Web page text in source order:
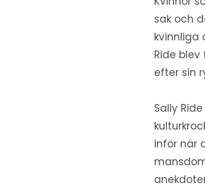
sak och
kvinnliga
Ride
efter sin
Sally
inför när